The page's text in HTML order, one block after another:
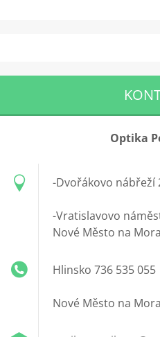
Optika
-Dvořákovo nábřeží
-Vratislavovo
Nové Město na
Hlinsko 736 535 055
Nové Město na